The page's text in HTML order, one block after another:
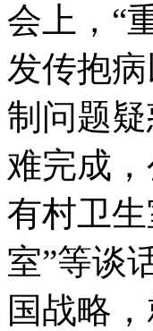
会上，“
发传抱
制问题
难完成
有村卫
室”等谈
国战略